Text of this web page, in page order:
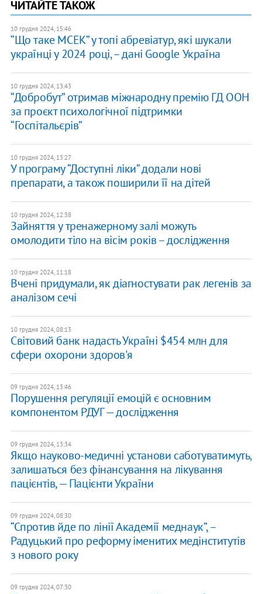
ЧИТАЙТЕ ТАКОЖ
10 грудня 2024, 15:46
“Що таке МСЕК” у топі абревіатур, які шукали
українці у 2024 році, – дані Google Україна
10 грудня 2024, 13:43
“Добробут” отримав міжнародну премію ГД ООН
за проєкт психологічної підтримки
“Госпітальєрів”
10 грудня 2024, 13:27
У програму “Доступні ліки” додали нові
препарати, а також поширили її на дітей
10 грудня 2024, 12:38
Зайняття у тренажерному залі можуть
омолодити тіло на вісім років – дослідження
10 грудня 2024, 11:18
Вчені придумали, як діагностувати рак легенів за
аналізом сечі
10 грудня 2024, 08:13
Світовий банк надасть Україні $454 млн для
сфери охорони здоров'я
09 грудня 2024, 13:46
Порушення регуляції емоцій є основним
компонентом РДУГ — дослідження
09 грудня 2024, 13:34
Якщо науково-медичні установи саботуватимуть,
залишаться без фінансування на лікування
пацієнтів, — Пацієнти України
09 грудня 2024, 08:30
“Спротив йде по лінії Академії меднаук”, –
Радуцький про реформу іменитих медінститутів
з нового року
09 грудня 2024, 07:30